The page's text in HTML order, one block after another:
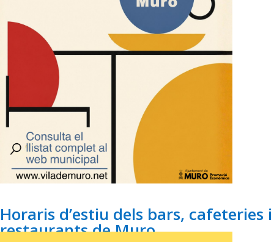
Horaris d’estiu dels bars, cafeteries i
restaurants de Muro